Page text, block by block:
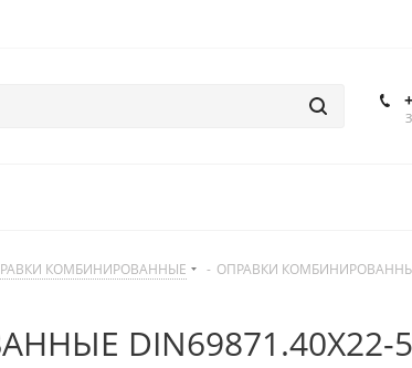
КОМБИНИРОВАННЫЕ - ОПРАВКИ
DIN69871.40X22-